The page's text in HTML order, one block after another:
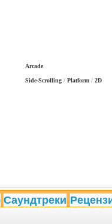
Arcade
Side-Scrolling/ Platform/ 2D
Саундтреки